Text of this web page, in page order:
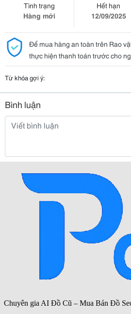
Tình trạng
Hàng mới
Hết hạn
12/09/2025
Để mua hàng an toàn trên Rao
thực hiện thanh toán trước cho
Từ khóa gợi ý:
Bình luận